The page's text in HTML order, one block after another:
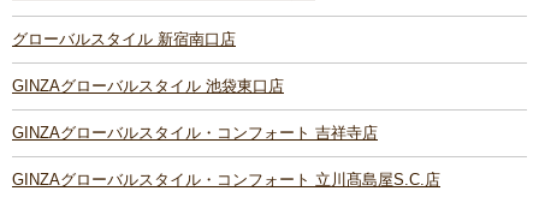
グローバルスタイル 新宿南口店
GINZAグローバルスタイル 池袋東口店
GINZAグローバルスタイル・コンフォート 吉祥寺店
GINZAグローバルスタイル・コンフォート 立川髙島屋S.C.店